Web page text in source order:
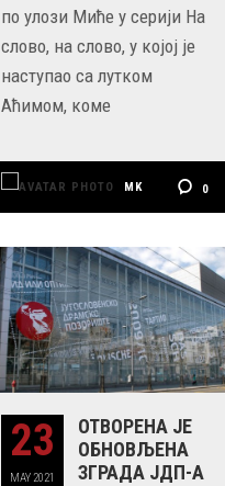
по улози Миће у серији На
слово, на слово, у којој је
наступао са лутком
Аћимом, коме
MK 0
23
MAY 2021
ОТВОРЕНА ЈЕ
ОБНОВЉЕНА
ЗГРАДА ЈДП-А